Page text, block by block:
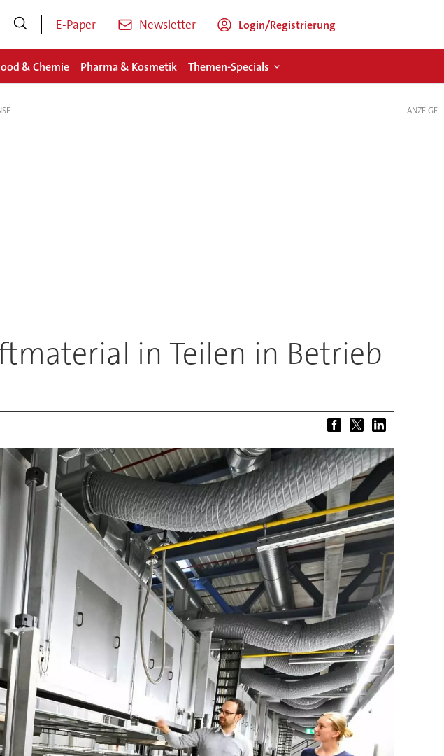
E-Paper Newsletter Login/Registrierung
& Chemie Pharma & Kosmetik Themen-Specials
in Teilen in Betrieb
ANZEIGE